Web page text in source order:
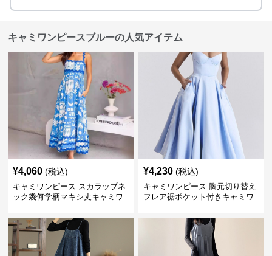
キャミワンピースブルーの人気アイテム
¥4,060 (税込)
キャミワンピース スカラップネ
ック幾何学柄マキシ丈キャミワ
¥4,230 (税込)
キャミワンピース 胸元切り替え
フレア裾ポケット付きキャミワ